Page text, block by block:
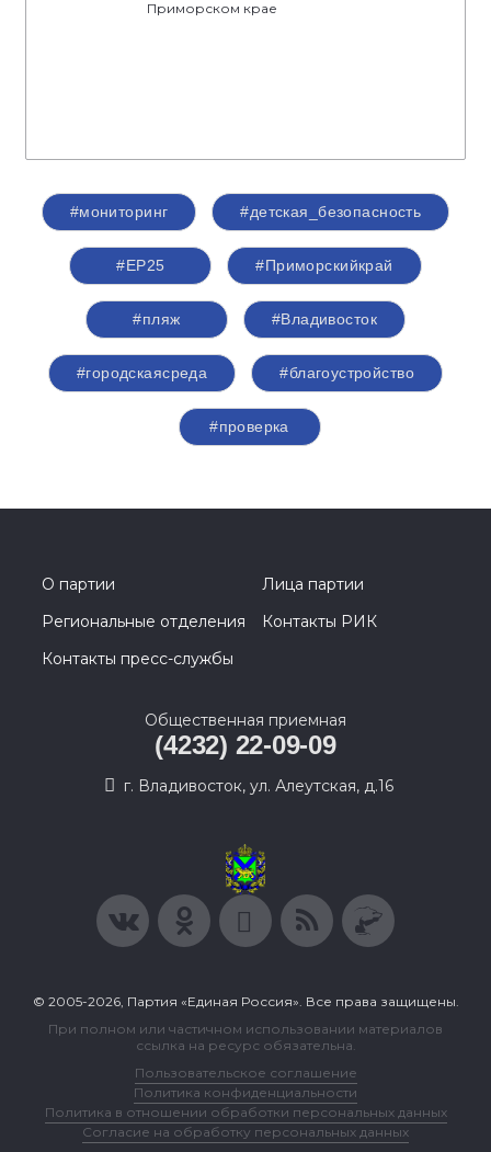
Приморском крае
#мониторинг #детская_безопасность
#ЕР25 #Приморскийкрай
#пляж #Владивосток
#городскаясреда #благоустройство
#проверка
О партии
Лица партии
Региональные отделения
Контакты РИК
Контакты пресс-службы
Общественная приемная
(4232) 22-09-09
г. Владивосток, ул. Алеутская, д.16
© 2005-2026, Партия «Единая Россия». Все права защищены.
При полном или частичном использовании материалов
ссылка на ресурс обязательна.
Пользовательское соглашение
Политика конфиденциальности
Политика в отношении обработки персональных данных
Согласие на обработку персональных данных